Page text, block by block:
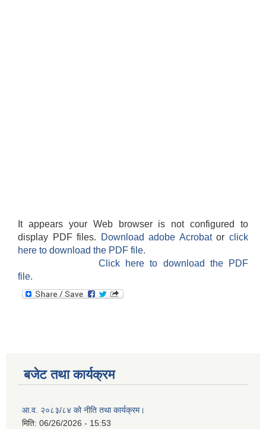
It appears your Web browser is not configured to
display PDF files.
Download adobe Acrobatorclick
here to download the PDF file.
Click here to download the PDF
file.
बजेट तथा कार्यक्रम
आ.व. २०८३/८४ को नीति तथा कार्यक्रम।
मिति: 06/26/2026 - 15:53